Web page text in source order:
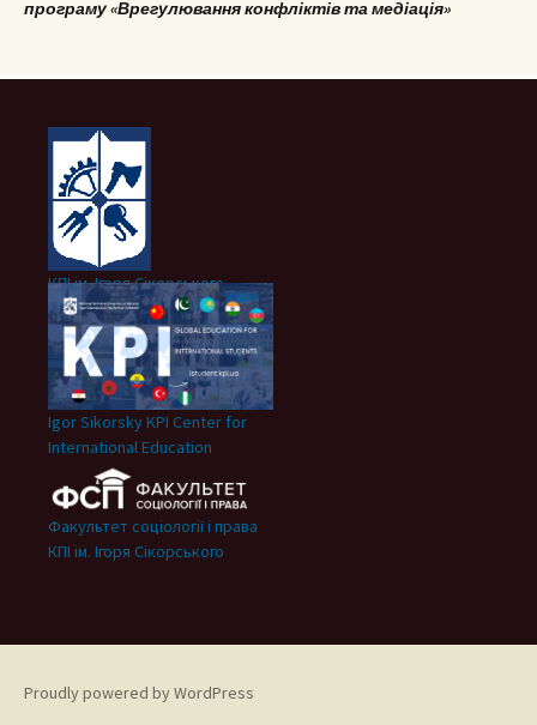
програму «Врегулювання конфліктів та медіація»
КПІ ім. Ігоря Сікорського
Igor Sikorsky KPI Center for
International Education
Факультет соціології і права
КПІ ім. Ігоря Сікорського
Proudly powered by WordPress